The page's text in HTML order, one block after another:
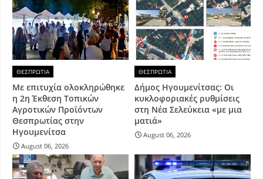
ΘΕΣΠΡΩΤΙΑ
Με επιτυχία ολοκληρώθηκε
η 2η Έκθεση Τοπικών
Αγροτικών Προϊόντων
Θεσπρωτίας στην
Ηγουμενίτσα
August 06, 2026
ΘΕΣΠΡΩΤΙΑ
Δήμος Ηγουμενίτσας: Οι
κυκλοφοριακές ρυθμίσεις
στη Νέα Σελεύκεια «με μια
ματιά»
August 06, 2026